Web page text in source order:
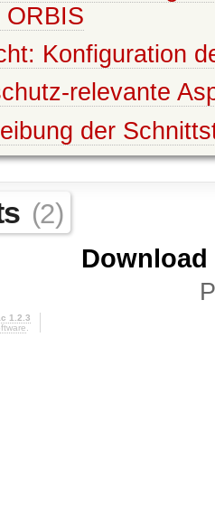
ORBIS
Konfiguration
relevante
der
(2)
1.2.3